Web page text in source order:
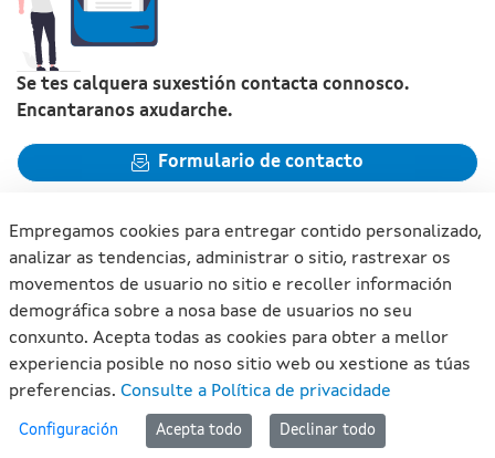
Se tes calquera suxestión contacta connosco.
Encantaranos axudarche.
Formulario de contacto
Xunta de Galicia. Información mantida e publicada na internet
pola Xunta de Galicia
Atención á cidadanía
Accesibilidade
Empregamos cookies para entregar contido personalizado,
analizar as tendencias, administrar o sitio, rastrexar os
movementos de usuario no sitio e recoller información
demográfica sobre a nosa base de usuarios no seu
conxunto. Acepta todas as cookies para obter a mellor
experiencia posible no noso sitio web ou xestione as túas
preferencias. Consulte a Política de privacidade
Configuración Acepta todo Declinar todo